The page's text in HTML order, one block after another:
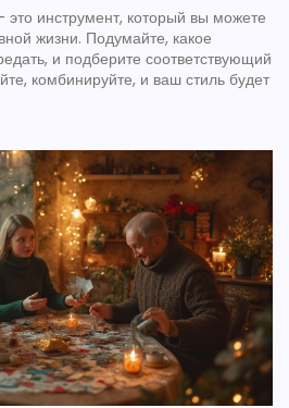
это инструмент, который вы можете
жизни. Подумайте, какое
и подберите соответствующий
комбинируйте, и ваш стиль будет